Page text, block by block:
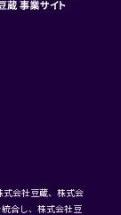
会社豆蔵、株式会
合し、株式会社豆